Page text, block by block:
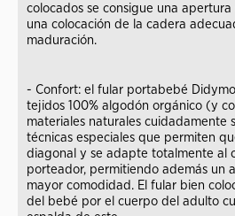
colocados se consigue una
una colocación de la cadera
maduración.
- Confort: el fular portabebé
tejidos 100% algodón orgánico (y
materiales naturales cuidadamente
técnicas especiales que permiten
diagonal y se adapte totalmente al
porteador, permitiendo además un
mayor comodidad. El fular bien
del bebé por el cuerpo del adulto